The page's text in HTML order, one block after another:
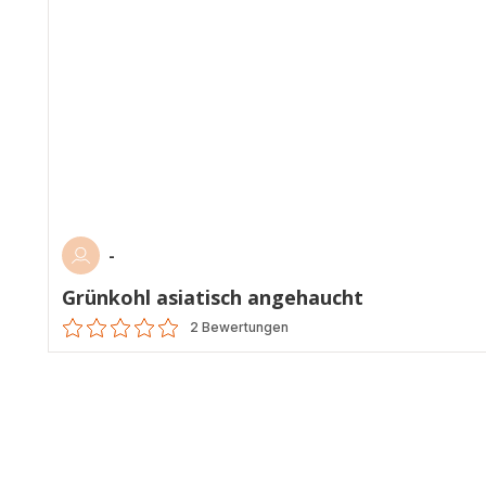
-
Grünkohl asiatisch angehaucht
ratings.0
2 Bewertungen